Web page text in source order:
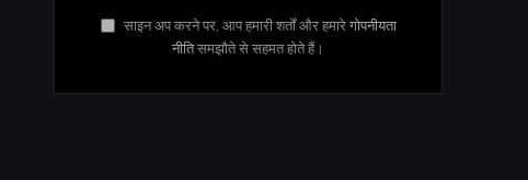
साइन अप करने पर, आप हमारी शर्तों और हमारे गोपनीयता
नीतिसमझौते से सहमत होते हैं।